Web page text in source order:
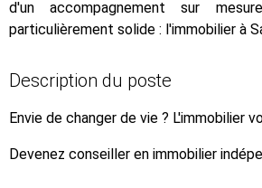
d'un accompagnement sur
particulièrement solide : l'immobilier à
Description du poste
Envie de changer de vie ? L'immobilier
Devenez conseiller en immobilier